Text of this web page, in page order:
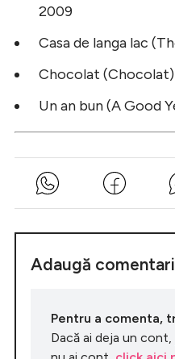
2009
Casa de langa lac
Chocolat
Un an bun (A Good
Adaugă
Pentru a comenta,
Dacă ai deja un cont,